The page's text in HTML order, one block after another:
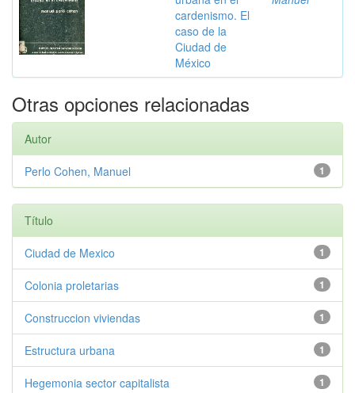
cardenismo. El
caso de la
Ciudad de
México
Otras opciones relacionadas
Autor
1
Perlo Cohen, Manuel
Título
1
Ciudad de Mexico
1
Colonia proletarias
1
Construccion viviendas
1
Estructura urbana
1
Hegemonia sector capitalista